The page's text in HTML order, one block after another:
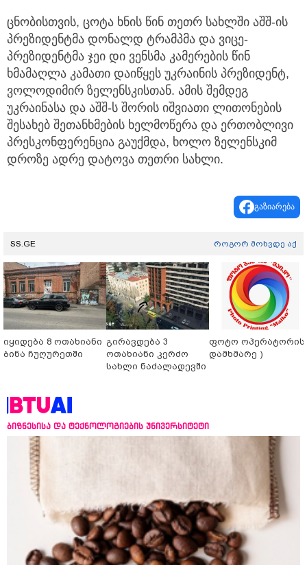
ცნობისთვის, ცოტა ხნის წინ თეთრ სახლში აშშ-ის
პრეზიდენტმა დონალდ ტრამპმა და ვიცე-
პრეზიდენტმა ჯეი დი ვენსმა კამერების წინ
ხმამაღლა კამათი დაიწყეს უკრაინის პრეზიდენტ,
ვოლოდიმირ ზელენსკისთან. ამის შემდეგ
უკრაინასა და აშშ-ს შორის იშვიათი ლითონების
შესახებ შეთანხმების ხელმოწერა და ერთობლივი
პრესკონფერენცია გაუქმდა, ხოლო ზელენსკიმ
დროზე ადრე დატოვა თეთრი სახლი.
გაზიარება
SS.GE როგორ მოხვდე აქ
იყიდება 8 ოთახიანი
ბინა ჩუღურეთში
გირავდება 3
ოთახიანი კერძო
სახლი ნაძალადევში
ფოტო ოპერატორის
დამხმარე )
ბიზნესისა და ტექნოლოგიების უნივერსიტეტი